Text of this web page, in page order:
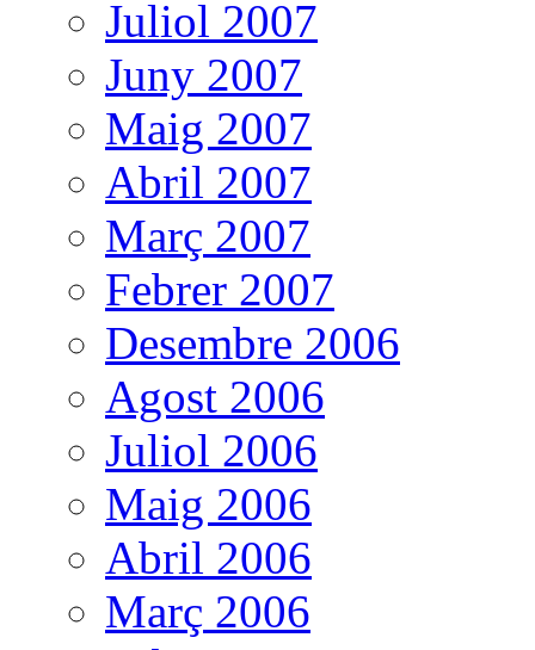
Juliol 2007
Juny 2007
Maig 2007
Abril 2007
Març 2007
Febrer 2007
Desembre 2006
Agost 2006
Juliol 2006
Maig 2006
Abril 2006
Març 2006